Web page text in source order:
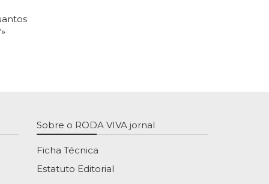
Sobre o RODA VIVA jornal
Ficha Técnica
Estatuto Editorial